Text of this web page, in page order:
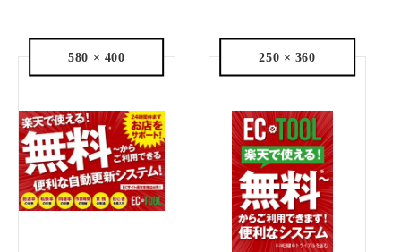
580 × 400 250 × 360